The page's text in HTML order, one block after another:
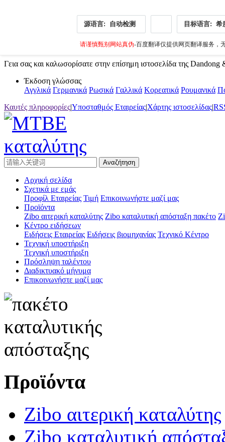
源语言: 自动检测 目标语言: 希
请谨慎甄别网站真伪-百度翻译仅提供网页翻译服务，